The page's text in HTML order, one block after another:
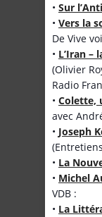
• Sur
• Vers la
De Vive
• L’Iran –
(Olivier
Radio
• Colette,
avec
• Joseph
• La
• Michel
VDB :
• La